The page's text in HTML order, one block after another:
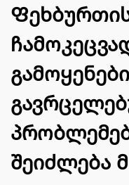
შეიძლება